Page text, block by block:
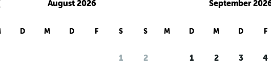
August 2026
D M D F S S
1 2
September
M D M D F
1 2 3 4